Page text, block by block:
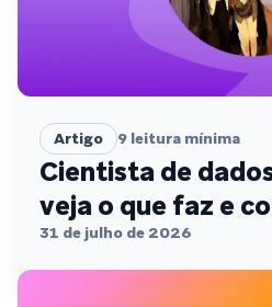
Artigo 9 leitura mínima
Cientista de
veja o que faz e
31 de julho de 2026